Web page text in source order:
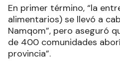
En primer término, “la
alimentarios) se llevó a
Namqom”, pero aseguró
de 400 comunidades
provincia”.